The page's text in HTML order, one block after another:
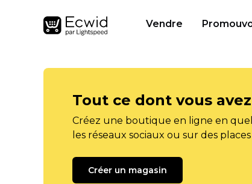
Vendre
Tout ce dont vous
Créez une boutique en ligne en
les réseaux sociaux ou sur des
Créer un magasin